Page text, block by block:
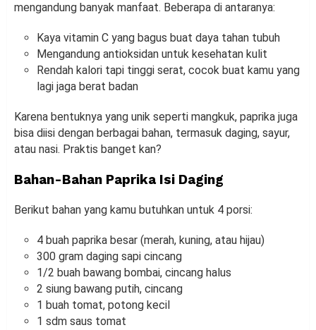
mengandung banyak manfaat. Beberapa di antaranya:
Kaya vitamin C yang bagus buat daya tahan tubuh
Mengandung antioksidan untuk kesehatan kulit
Rendah kalori tapi tinggi serat, cocok buat kamu yang
lagi jaga berat badan
Karena bentuknya yang unik seperti mangkuk, paprika juga
bisa diisi dengan berbagai bahan, termasuk daging, sayur,
atau nasi. Praktis banget kan?
Bahan-Bahan Paprika Isi Daging
Berikut bahan yang kamu butuhkan untuk 4 porsi:
4 buah paprika besar (merah, kuning, atau hijau)
300 gram daging sapi cincang
1/2 buah bawang bombai, cincang halus
2 siung bawang putih, cincang
1 buah tomat, potong kecil
1 sdm saus tomat